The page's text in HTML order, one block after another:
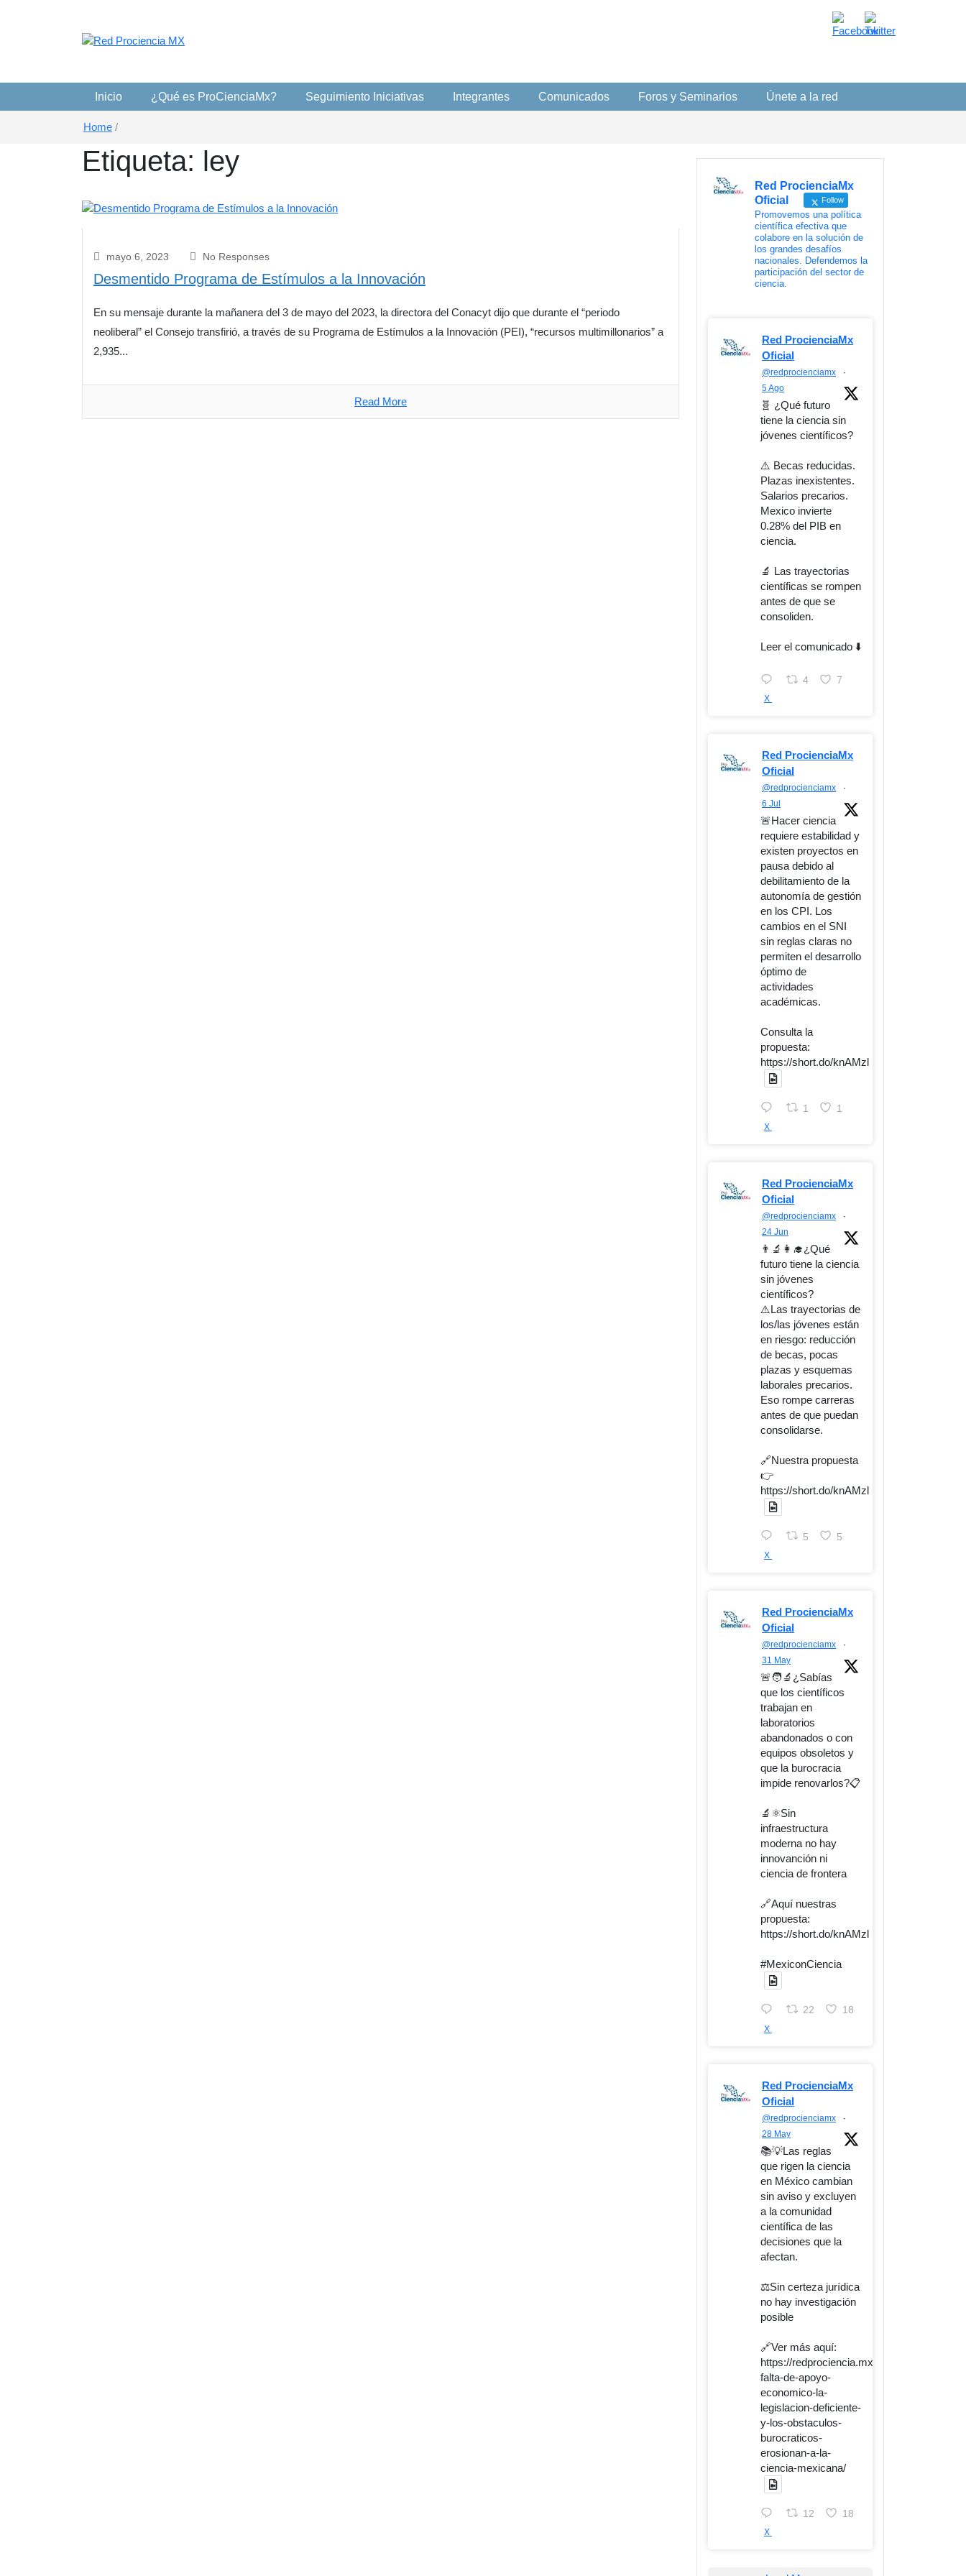
Inicio ¿Qué es ProCienciaMx? Seguimiento Iniciativas Integrantes Comunicados Foros y Seminarios Únete a la red
Home /
Etiqueta: ley
mayo 6, 2023 No Responses
Desmentido Programa de Estímulos a la Innovación
En su mensaje durante la mañanera del 3 de mayo del 2023, la directora del Conacyt dijo que durante el “periodo
neoliberal” el Consejo transfirió, a través de su Programa de Estímulos a la Innovación (PEI), “recursos multimillonarios” a
2,935...
Read More
Red ProcienciaMx
Oficial
Follow
Promovemos una política
científica efectiva que
colabore en la solución de
los grandes desafíos
nacionales. Defendemos la
participación del sector de
ciencia.
Red ProcienciaMx
Oficial
@redprocienciamx
·
5 Ago
🧬 ¿Qué futuro
tiene la ciencia sin
jóvenes científicos?
⚠️ Becas reducidas.
Plazas inexistentes.
Salarios precarios.
Mexico invierte
0.28% del PIB en
ciencia.
🔬 Las trayectorias
científicas se rompen
antes de que se
consoliden.
Leer el comunicado ⬇️
4 7
X
Red ProcienciaMx
Oficial
@redprocienciamx
·
6 Jul
🚨Hacer ciencia
requiere estabilidad y
existen proyectos en
pausa debido al
debilitamiento de la
autonomía de gestión
en los CPI. Los
cambios en el SNI
sin reglas claras no
permiten el desarrollo
óptimo de
actividades
académicas.
Consulta la
propuesta:
https://short.do/knAMzl
1 1
X
Red ProcienciaMx
Oficial
@redprocienciamx
·
24 Jun
👨‍🔬👩‍🎓¿Qué
futuro tiene la ciencia
sin jóvenes
científicos?
⚠️Las trayectorias de
los/las jóvenes están
en riesgo: reducción
de becas, pocas
plazas y esquemas
laborales precarios.
Eso rompe carreras
antes de que puedan
consolidarse.
🔗Nuestra propuesta
👉
https://short.do/knAMzl
5 5
X
Red ProcienciaMx
Oficial
@redprocienciamx
·
31 May
🚨🧑‍🔬¿Sabías
que los científicos
trabajan en
laboratorios
abandonados o con
equipos obsoletos y
que la burocracia
impide renovarlos?📋
🔬⚛️Sin
infraestructura
moderna no hay
innovanción ni
ciencia de frontera
🔗Aquí nuestras
propuesta:
https://short.do/knAMzl
#MexiconCiencia
22 18
X
Red ProcienciaMx
Oficial
@redprocienciamx
·
28 May
📚💡Las reglas
que rigen la ciencia
en México cambian
sin aviso y excluyen
a la comunidad
científica de las
decisiones que la
afectan.
⚖️Sin certeza jurídica
no hay investigación
posible
🔗Ver más aquí:
https://redprociencia.mx/la-
falta-de-apoyo-
economico-la-
legislacion-deficiente-
y-los-obstaculos-
burocraticos-
erosionan-a-la-
ciencia-mexicana/
12 18
X